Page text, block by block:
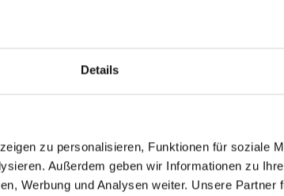
Details
zu personalisieren, Funktionen für soziale
Außerdem geben wir Informationen zu
Werbung und Analysen weiter. Unsere Partner
Gemeindevertretungswahlen statt. Hier sind die